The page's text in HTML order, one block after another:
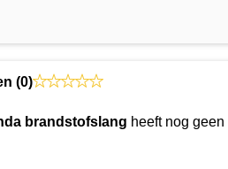
(0)
brandstofslang heeft nog